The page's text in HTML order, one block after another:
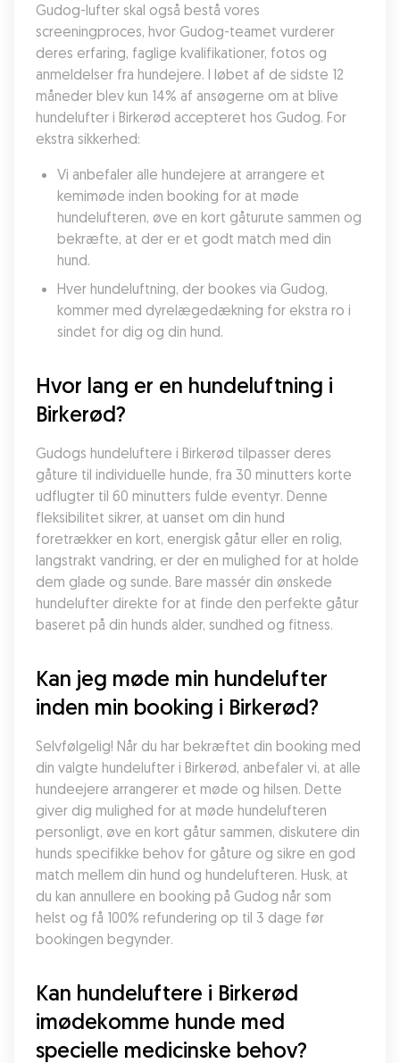
Gudog-lufter skal også bestå vores
screeningproces, hvor Gudog-teamet vurderer
deres erfaring, faglige kvalifikationer, fotos og
anmeldelser fra hundejere. I løbet af de sidste 12
måneder blev kun 14% af ansøgerne om at blive
hundelufter i Birkerød accepteret hos Gudog. For
ekstra sikkerhed:
Vi anbefaler alle hundejere at arrangere et
kemimøde inden booking for at møde
hundelufteren, øve en kort gåturute sammen og
bekræfte, at der er et godt match med din
hund.
Hver hundeluftning, der bookes via Gudog,
kommer med dyrelægedækning for ekstra ro i
sindet for dig og din hund.
Hvor lang er en hundeluftning i
Birkerød?
Gudogs hundeluftere i Birkerød tilpasser deres
gåture til individuelle hunde, fra 30 minutters korte
udflugter til 60 minutters fulde eventyr. Denne
fleksibilitet sikrer, at uanset om din hund
foretrækker en kort, energisk gåtur eller en rolig,
langstrakt vandring, er der en mulighed for at holde
dem glade og sunde. Bare massér din ønskede
hundelufter direkte for at finde den perfekte gåtur
baseret på din hunds alder, sundhed og fitness.
Kan jeg møde min hundelufter
inden min booking i Birkerød?
Selvfølgelig! Når du har bekræftet din booking med
din valgte hundelufter i Birkerød, anbefaler vi, at alle
hundeejere arrangerer et møde og hilsen. Dette
giver dig mulighed for at møde hundelufteren
personligt, øve en kort gåtur sammen, diskutere din
hunds specifikke behov for gåture og sikre en god
match mellem din hund og hundelufteren. Husk, at
du kan annullere en booking på Gudog når som
helst og få 100% refundering op til 3 dage før
bookingen begynder.
Kan hundeluftere i Birkerød
imødekomme hunde med
specielle medicinske behov?